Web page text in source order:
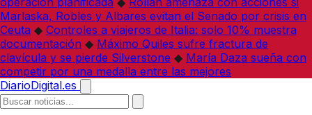
Marlaska, Robles y Albares evitan el Senado por crisis en
Ceuta ◆ Controles a viajeros de Italia: solo 10% muestra
documentación ◆ Máximo Quiles sufre fractura de
clavícula y se pierde Silverstone ◆ María Daza sueña con
competir por una medalla entre las mejores
DiarioDigital.es